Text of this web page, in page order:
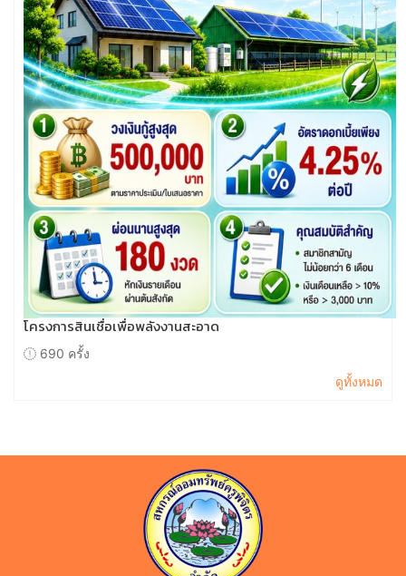
โครงการสินเชื่อเพื่อพลังงานสะอาด
690 ครั้ง
ดูทั้งหมด